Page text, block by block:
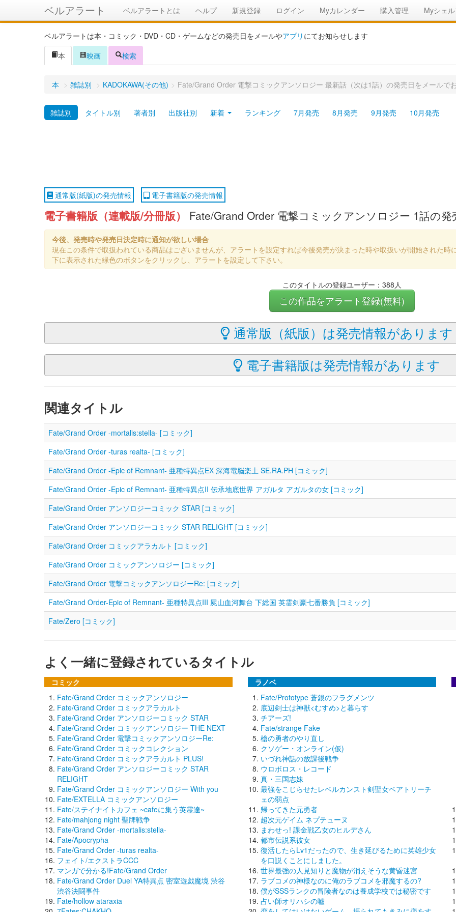
ベルアラート ベルアラートとは ヘルプ 新規登録 ログイン Myカレンダー 購入管理 Myシェ
ベルアラートは本・コミック・DVD・CD・ゲームなどの発売日をメールやアプリ にてお知らせします
本
映画 検索
本 > 雑誌別 > KADOKAWA(その他) > Fate/Grand Order 電撃コミックアンソロジー 最新話（次は1話）の発売日をメールで
雑誌別 タイトル別 著者別 出版社別 新着 ランキング 7月発売 8月発売 9月発売 10月発売
通常版(紙版)の発売情報 電子書籍版の発売情報
電子書籍版（連載版/分冊版） Fate/Grand Order 電撃コミックアンソロジー 1話の
今後、発売時や発売日決定時に通知が欲しい場合
現在この条件で取扱われている商品はございませんが、アラートを設定すれば今後発売が決まった時や取扱いが開始された時
下に表示された緑色のボタンをクリックし、アラートを設定して下さい。
このタイトルの登録ユーザー：388人
この作品をアラート登録(無料)
通常版（紙版）は発売情報があります
電子書籍版は発売情報があります
関連タイトル
Fate/Grand Order -mortalis:stella- [コミック]
Fate/Grand Order -turas realta- [コミック]
Fate/Grand Order ‐Epic of Remnant‐ 亜種特異点EX 深海電脳楽土 SE.RA.PH [コミック]
Fate/Grand Order ‐Epic of Remnant‐ 亜種特異点II 伝承地底世界 アガルタ アガルタの女 [コミック]
Fate/Grand Order アンソロジーコミック STAR [コミック]
Fate/Grand Order アンソロジーコミック STAR RELIGHT [コミック]
Fate/Grand Order コミックアラカルト [コミック]
Fate/Grand Order コミックアンソロジー [コミック]
Fate/Grand Order 電撃コミックアンソロジーRe: [コミック]
Fate/Grand Order-Epic of Remnant- 亜種特異点III 屍山血河舞台 下総国 英霊剣豪七番勝負 [コミック]
Fate/Zero [コミック]
よく一緒に登録されているタイトル
コミック
Fate/Grand Order コミックアンソロジー
Fate/Grand Order コミックアラカルト
Fate/Grand Order アンソロジーコミック STAR
Fate/Grand Order コミックアンソロジー THE NEXT
Fate/Grand Order 電撃コミックアンソロジーRe:
Fate/Grand Order コミックコレクション
Fate/Grand Order コミックアラカルト PLUS!
Fate/Grand Order アンソロジーコミック STAR
RELIGHT
Fate/Grand Order コミックアンソロジー With you
Fate/EXTELLA コミックアンソロジー
Fate/ステイナイトカフェ ~cafeに集う英霊達~
Fate/mahjong night 聖牌戦争
Fate/Grand Order -mortalis:stella-
Fate/Apocrypha
Fate/Grand Order -turas realta-
フェイト/エクストラCCC
マンガで分かる!Fate/Grand Order
Fate/Grand Order Duel YA特異点 密室遊戯魔境 渋谷
渋谷決闘事件
Fate/hollow ataraxia
ラノベ
Fate/Prototype 蒼銀のフラグメンツ
底辺剣士は神獣<むすめ>と暮らす
チアーズ!
Fate/strange Fake
槍の勇者のやり直し
クソゲー・オンライン(仮)
いづれ神話の放課後戦争
ウロボロス・レコード
真・三国志妹
最強をこじらせたレベルカンスト剣聖女ベアトリーチ
ェの弱点
帰ってきた元勇者
超次元ゲイム ネプテューヌ
まわせっ! 課金戦乙女のヒルデさん
都市伝説系彼女
復活したらLv1だったので、生き延びるために英雄少女
を口説くことにしました。
世界最強の人見知りと魔物が消えそうな黄昏迷宮
ラブコメの神様なのに俺のラブコメを邪魔するの?
僕がSSSランクの冒険者なのは養成学校では秘密です
占い師オリハシの嘘